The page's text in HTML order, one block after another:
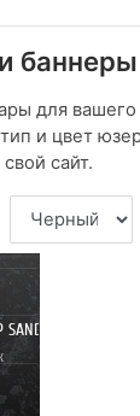
баннеры
для
и цвет
сайт.